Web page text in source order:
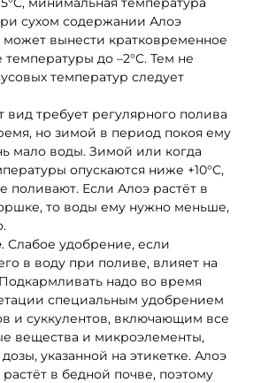
сухом содержании Алоэ
вынести кратковременное
до –2°C. Тем не
температур следует
вид требует регулярного полива
но зимой в период покоя ему
мало воды. Зимой или когда
опускаются ниже +10°C,
поливают. Если Алоэ растёт в
то воды ему нужно меньше,
. Слабое удобрение, если
в воду при поливе, влияет на
надо во время
специальным удобрением
и суккулентов, включающим все
вещества и микроэлементы,
дозы, указанной на этикетке. Алоэ
в бедной почве, поэтому